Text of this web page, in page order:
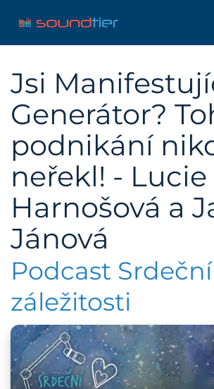
Jsi
Generátor?
podnikání
neřekl! - Lucie
Harnošová a
Jánová
Podcast Srdeční
záležitosti